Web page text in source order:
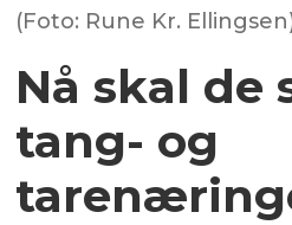
(Foto: Rune Kr.
Nå skal de
tang- og